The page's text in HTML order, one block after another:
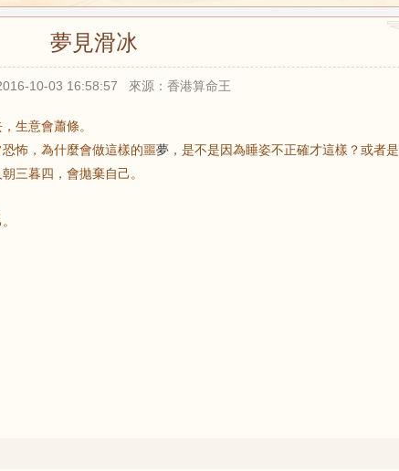
夢見滑冰
10-03 16:58:57 來源：香港算命王
生意會蕭條。
怖，為什麼會做這樣的噩夢 ，是不是因為睡姿不正確才這樣？或者是
三暮四，會拋棄自己。